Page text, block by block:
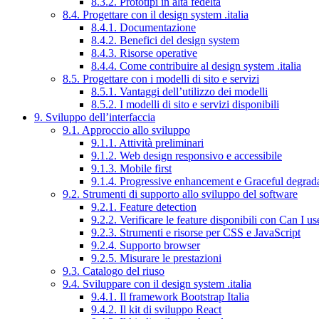
8.4. Progettare con il design system .italia
8.4.1. Documentazione
8.4.2. Benefici del design system
8.4.3. Risorse operative
8.4.4. Come contribuire al design system .italia
8.5. Progettare con i modelli di sito e servizi
8.5.1. Vantaggi dell’utilizzo dei modelli
8.5.2. I modelli di sito e servizi disponibili
9. Sviluppo dell’interfaccia
9.1. Approccio allo sviluppo
9.1.1. Attività preliminari
9.1.2. Web design responsivo e accessibile
9.1.3. Mobile first
9.1.4. Progressive enhancement e Graceful
9.2. Strumenti di supporto allo sviluppo del software
9.2.1. Feature detection
9.2.2. Verificare le feature disponibili con Can I
9.2.3. Strumenti e risorse per CSS e JavaScript
9.2.4. Supporto browser
9.2.5. Misurare le prestazioni
9.3. Catalogo del riuso
9.4. Sviluppare con il design system .italia
9.4.1. Il framework Bootstrap Italia
9.4.2. Il kit di sviluppo React